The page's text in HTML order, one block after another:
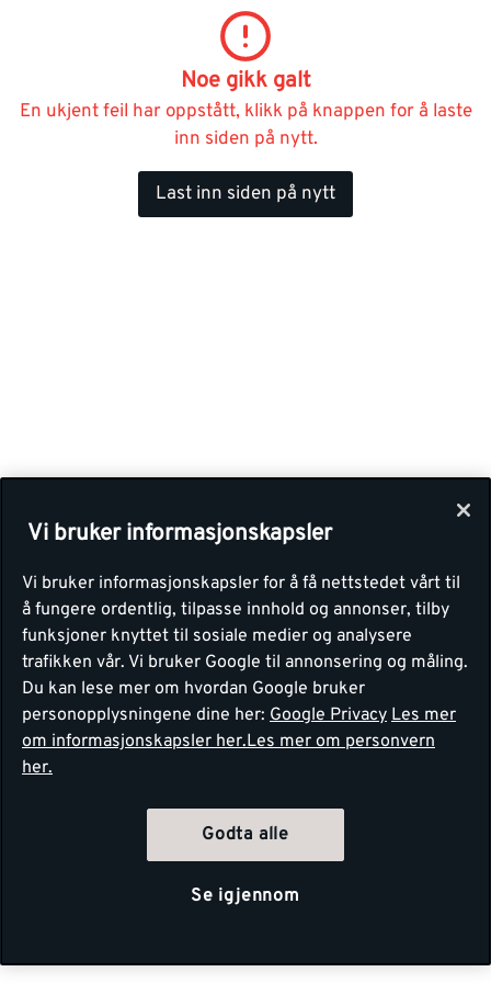
Noe gikk galt
En ukjent feil har oppstått, klikk på knappen for å laste
inn siden på nytt.
Last inn siden på nytt
Vi bruker informasjonskapsler
Vi bruker informasjonskapsler for å få nettstedet vårt til
å fungere ordentlig, tilpasse innhold og annonser, tilby
funksjoner knyttet til sosiale medier og analysere
trafikken vår. Vi bruker Google til annonsering og måling.
Du kan lese mer om hvordan Google bruker
personopplysningene dine her: Google Privacy Les mer
om informasjonskapsler her.Les mer om personvern
her.
Godta alle
Se igjennom